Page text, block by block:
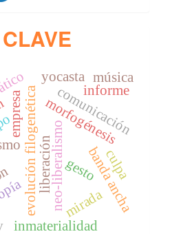
neo-liberalismo
evolución filogenéticamorfogénesis
inmaterialidad
liberación
comunicación
empresa
gesto
miradabanda ancha
informe
yocasta
culpa
música